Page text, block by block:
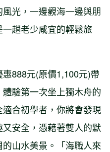
光，一邊觀海一邊與朋
趟老少咸宜的輕鬆旅
惠888元(原價1,100元)帶
驗第一次坐上獨木舟的
合初學者，你將會發現
安全，憑藉著雙人的默
山水美景。「海職人來